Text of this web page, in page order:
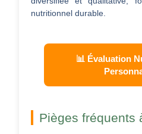
nutritionnel durable.
📊 Évaluation
Pièges fréquents